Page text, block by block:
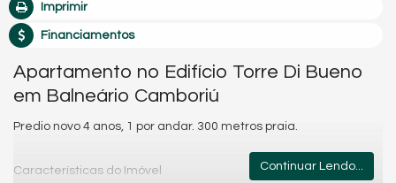
Imprimir
Financiamentos
Apartamento no Edifício Torre Di Bueno
em Balneário Camboriú
Predio novo 4 anos, 1 por andar. 300 metros praia.
Características do Imóvel
Continuar Lendo...